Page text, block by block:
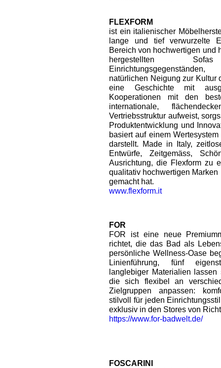
FLEXFORM
ist ein italienischer
lange und tief verwurzelte
Bereich von hochwertigen und
hergestellten
natürlichen Neigung zur Kultur
eine Geschichte mit
Kooperationen mit den
internationale,
Vertriebsstruktur aufweist,
Produktentwicklung und
basiert auf einem
darstellt. Made in Italy,
Entwürfe, Zeitgemäss,
Ausrichtung, die Flexform zu
qualitativ hochwertigen
gemacht hat.
www.flexform.it
FOR
FOR ist eine neue
richtet, die das Bad als
persönliche Wellness-Oase
Linienführung, fünf
langlebiger Materialien
die sich flexibel an
Zielgruppen anpassen:
stilvoll für jeden
exklusiv in den Stores von
https://www.for-badwelt.de/
FOSCARINI